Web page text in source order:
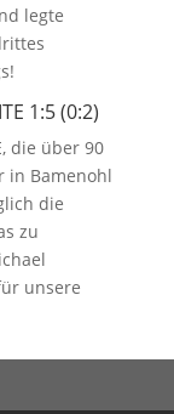
legte
1:5 (0:2)
die über 90
in Bamenohl
die
zu
unsere